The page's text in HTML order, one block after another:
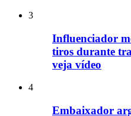
3
Influenciador
tiros durante
veja vídeo
4
Embaixador